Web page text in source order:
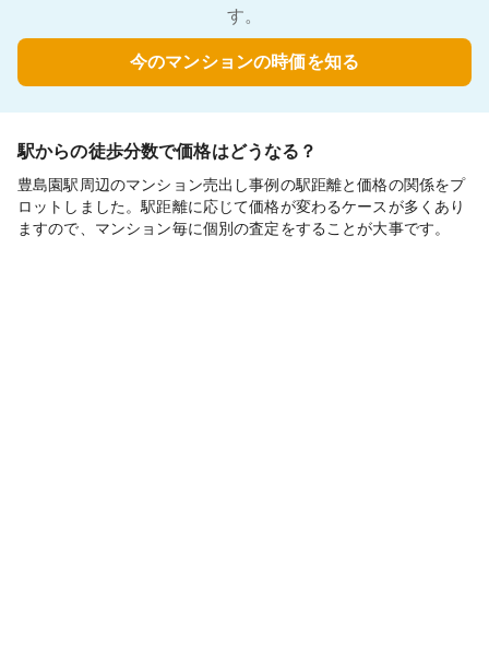
す。
今のマンションの時価を知る
駅からの徒歩分数で価格はどうなる？
豊島園駅周辺のマンション売出し事例の駅距離と価格の関係をプ
ロットしました。駅距離に応じて価格が変わるケースが多くあり
ますので、マンション毎に個別の査定をすることが大事です。